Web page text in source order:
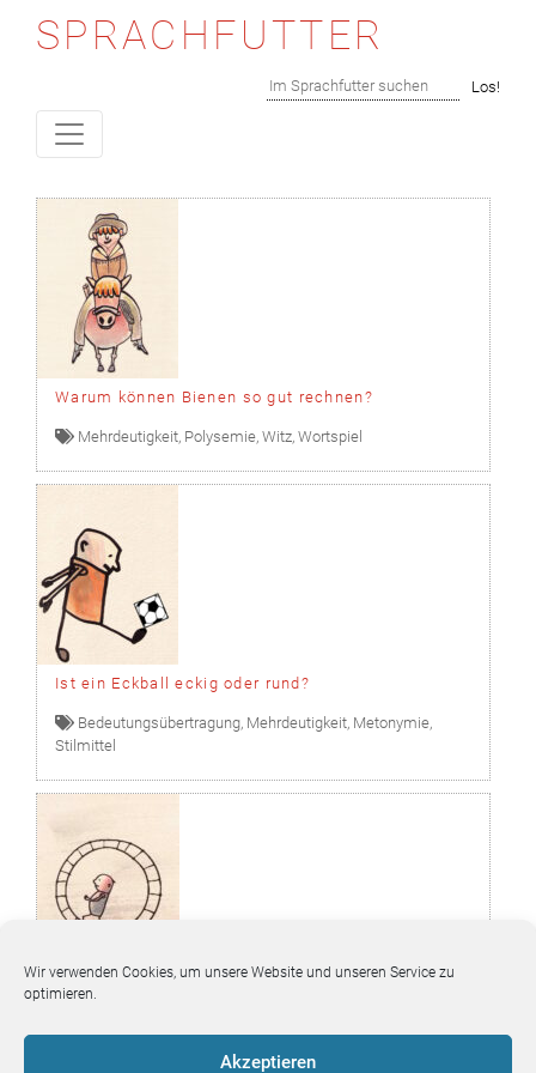
Wir verwenden Cookies, um unsere Website und unseren Service zu
optimieren.
Akzeptieren
SPRACHFUTTER
Suchen Los!
Warum können Bienen so gut rechnen?
Mehrdeutigkeit, Polysemie, Witz, Wortspiel
Ist ein Eckball eckig oder rund?
Bedeutungsübertragung, Mehrdeutigkeit, Metonymie,
Stilmittel
Läuft! Auch ganz ohne Beine
Bedeutung,Mehrdeutigkeit,Polysemie,Situation